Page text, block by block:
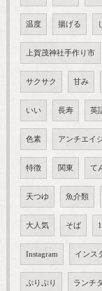
温度 揚げる
上賀茂神社手作り市
サクサク 甘み
いい 長寿 英
色素 アンチエイ
特徴 関東 て
天つゆ 魚介類
大人気 そば
Instagram インス
ぷりぷり ランチ